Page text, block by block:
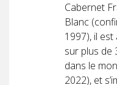
Cabernet
Blanc
1997), il est
sur plus de
dans le
2022), et